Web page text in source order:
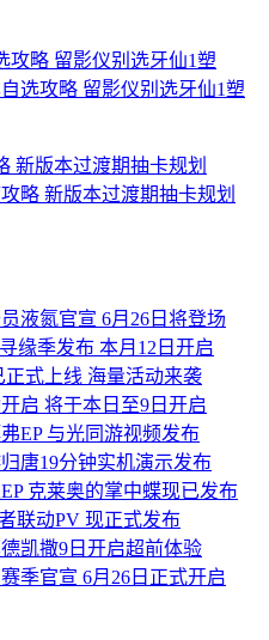
选攻略 留影仪别选牙仙1塑
略 新版本过渡期抽卡规划
液氮官宣 6月26日将登场
缘季发布 本月12日开启
式上线 海量活动来袭
启 将于本日至9日开启
EP 与光同游视频发布
唐19分钟实机演示发布
克莱奥的掌中蝶现已发布
联动PV 现正式发布
凯撒9日开启超前体验
季官宣 6月26日正式开启